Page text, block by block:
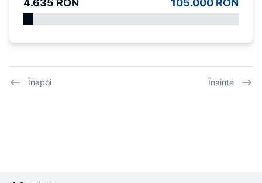
4.635 RON 105.000 RON
Înapoi Înainte